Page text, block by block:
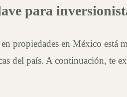
al
para
propiedades en México
del país. A continuación,